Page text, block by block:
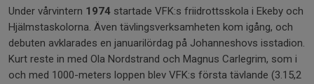
Under vårvintern 1974 startade VFK:s friidrottsskola i Ekeby och
Hjälmstaskolorna. Även tävlingsverksamheten kom igång, och
debuten avklarades en januarilördag på Johanneshovs isstadion.
Kurt reste in med Ola Nordstrand och Magnus Carlegrim, som i
och med 1000-meters loppen blev VFK:s första tävlande (3.15,2